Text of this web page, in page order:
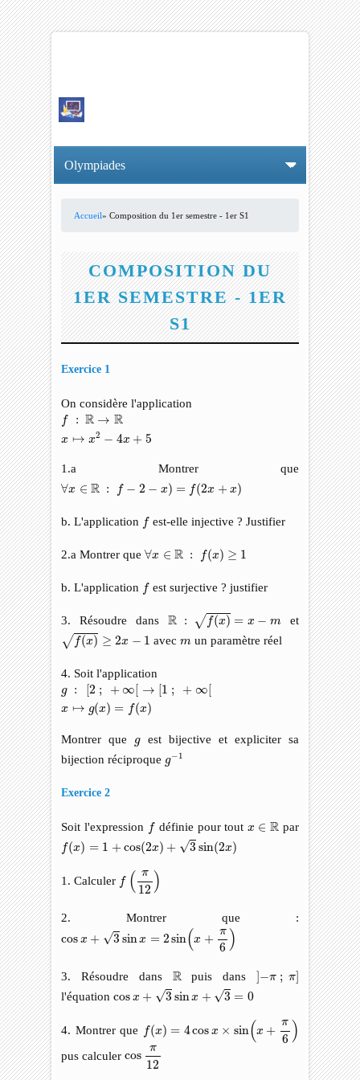
Accueil» Composition du 1er semestre - 1er S1
COMPOSITION DU
1ER SEMESTRE - 1ER
S1
Exercice 1
On considère l'application
f : R → R
x ↦ x2 − 4x + 5
f → ↦ −4x
1.a Montrer que
∀x ∈ R : f − 2 − x) = f(2x + x)
∀ ∈ R 2 )= x+
b. L'application f
f est-elle injective ? Justifier
2.a Montrer que∀x ∈ R : f(x) ≥ 1
∀ ∈ R x)≥ 1
b. L'application f
f est surjective ? justifier
3. Résoudre dansR : √ f(x) = x − m
)=x−m
et
√ f(x) ≥ 2x − 1
x)≥2x
avec m
mun paramètre réel
4. Soit l'application
g : [2 ; +∞[ → [1 ; + ∞[
x ↦ g(x) = f(x)
2 ; ∞ [ 1 ∞ ↦g =
Montrer que g
gest bijective et expliciter sa
bijection réciproque g−1
1
Exercice 2
Soit l'expression fdéfinie pour toutx ∈ R
∈ R par
f(x) = 1 +cos(2x) + √3 sin(2x)
x = + 3 sin
1. Calculer f ( π
12 )
π12)
2. Montrer que :
cos x + √3 sinx = 2sin(x +
π
6 )
3. Résoudre dans R
R puis dans ]−π ; π]
]
l'équationcos x + √3 sinx + √3 = 0
sinx+
4. Montrer que f(x) = 4cos x × sin(x +
π
6 )
)
pus calculercos
π
12
12